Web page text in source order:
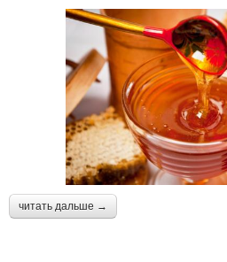
читать дальше →